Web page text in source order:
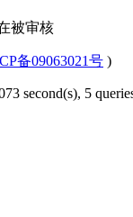
被审核
备09063021号 )
second(s), 5